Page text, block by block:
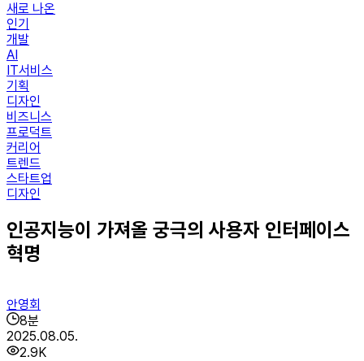
새로 나온
인기
개발
AI
IT서비스
기획
디자인
비즈니스
프로덕트
커리어
트렌드
스타트업
디자인
인공지능이 가져올 궁극의 사용자 인터페이스
혁명
안영회
8분
2025.08.05.
2.9K